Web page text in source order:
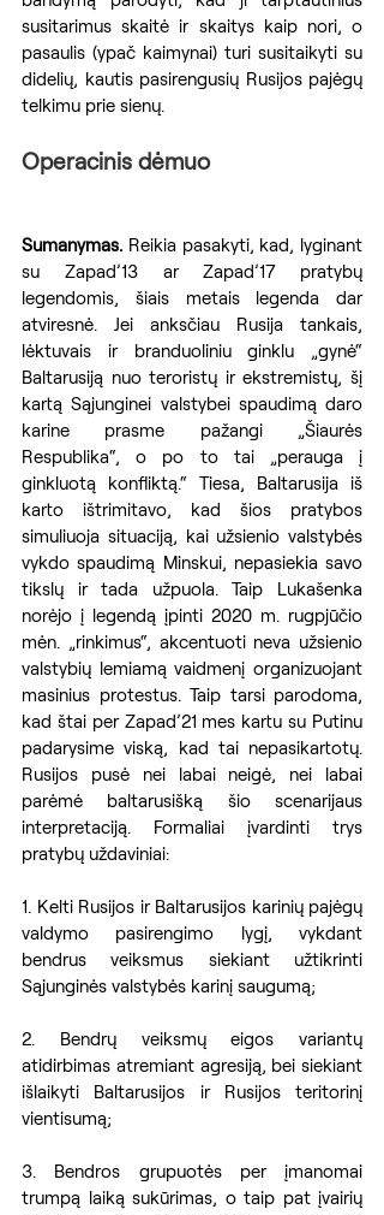
susitarimus skaitė ir skaitys kaip nori, o
pasaulis (ypač kaimynai) turi susitaikyti su
didelių, kautis pasirengusių Rusijos pajėgų
telkimu prie sienų.
Operacinis dėmuo
Sumanymas. Reikia pasakyti, kad, lyginant
su Zapad’13 ar Zapad’17 pratybų
legendomis, šiais metais legenda dar
atviresnė. Jei anksčiau Rusija tankais,
lėktuvais ir branduoliniu ginklu „gynė“
Baltarusiją nuo teroristų ir ekstremistų, šį
kartą Sąjunginei valstybei spaudimą daro
karine prasme pažangi „Šiaurės
Respublika“, o po to tai „perauga į
ginkluotą konfliktą.“ Tiesa, Baltarusija iš
karto ištrimitavo, kad šios pratybos
simuliuoja situaciją, kai užsienio valstybės
vykdo spaudimą Minskui, nepasiekia savo
tikslų ir tada užpuola. Taip Lukašenka
norėjo į legendą įpinti 2020 m. rugpjūčio
mėn. „rinkimus“, akcentuoti neva užsienio
valstybių lemiamą vaidmenį organizuojant
masinius protestus. Taip tarsi parodoma,
kad štai per Zapad’21 mes kartu su Putinu
padarysime viską, kad tai nepasikartotų.
Rusijos pusė nei labai neigė, nei labai
parėmė baltarusišką šio scenarijaus
interpretaciją. Formaliai įvardinti trys
pratybų uždaviniai:
1. Kelti Rusijos ir Baltarusijos karinių pajėgų
valdymo pasirengimo lygį, vykdant
bendrus veiksmus siekiant užtikrinti
Sąjunginės valstybės karinį saugumą;
2. Bendrų veiksmų eigos variantų
atidirbimas atremiant agresiją, bei siekiant
išlaikyti Baltarusijos ir Rusijos teritorinį
vientisumą;
3. Bendros grupuotės per įmanomai
trumpą laiką sukūrimas, o taip pat įvairių